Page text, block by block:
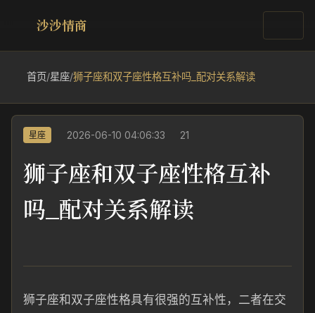
沙沙情商
首页/星座/狮子座和双子座性格互补吗_配对关系解读
星座 2026-06-10 04:06:33 21
狮子座和双子座性格互补
吗_配对关系解读
狮子座和双子座性格具有很强的互补性，二者在交